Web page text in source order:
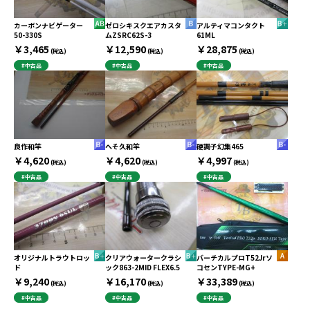
カーボンナビゲーター
50-330S
￥3,465 (税込)
#中古品
ゼロシキスクエアカスタ
ムZSRC62S-3
￥12,590(税込)
#中古品
アルティマコンタクト
61ML
￥28,875 (税込)
#中古品
良作和竿
￥4,620(税込)
#中古品
へそ久和竿
￥4,620(税込)
#中古品
硬調子幻集465
￥4,997(税込)
#中古品
オリジナルトラウトロッ
ド
￥9,240(税込)
#中古品
クリアウォータークラシ
ック863-2MID FLEX6.5
￥16,170(税込)
#中古品
バーチカルプロT52Jrソ
コセンTYPE-MG+
￥33,389(税込)
#中古品